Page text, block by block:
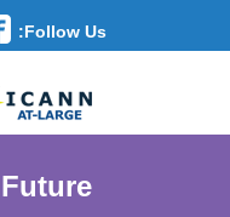
Follow Us: